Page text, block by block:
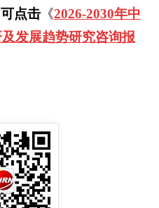
点击 《2026-2030年中
发展趋势研究咨询报